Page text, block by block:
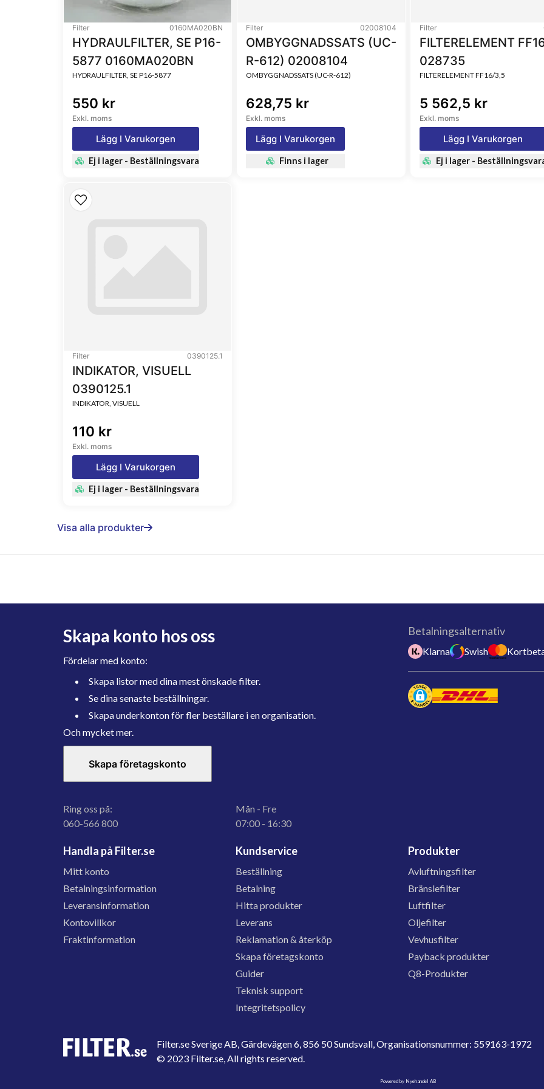
Filter 0160MA020BN
HYDRAULFILTER, SE P16-
5877 0160MA020BN
HYDRAULFILTER, SE P16-5877
550 kr
Exkl. moms
Lägg I Varukorgen
Ej i lager - Beställningsvara
Filter 02008104
OMBYGGNADSSATS (UC-
R-612) 02008104
OMBYGGNADSSATS (UC-R-612)
628,75 kr
Exkl. moms
Lägg I Varukorgen
Finns i lager
Filter
FILTERELEMENT
028735
FILTERELEMENT FF16/3,5
5 562,5 kr
Exkl. moms
Lägg I Varukorgen
Ej i lager -
Filter 0390125.1
INDIKATOR, VISUELL
0390125.1
INDIKATOR, VISUELL
110 kr
Exkl. moms
Lägg I Varukorgen
Ej i lager - Beställningsvara
Visa alla produkter
Skapa konto hos oss
Fördelar med konto:
Skapa listor med dina mest önskade filter.
Se dina senaste beställningar.
Skapa underkonton för fler beställare i en organisation.
Och mycket mer.
Skapa företagskonto
Ring oss på:
060-566 800
Mån - Fre
07:00 - 16:30
Betalningsalternativ
Klarna Swish
Handla på Filter.se
Mitt konto
Betalningsinformation
Leveransinformation
Kontovillkor
Fraktinformation
Kundservice
Beställning
Betalning
Hitta produkter
Leverans
Reklamation & återköp
Skapa företagskonto
Guider
Teknisk support
Integritetspolicy
Produkter
Avluftningsfilter
Bränslefilter
Luftfilter
Oljefilter
Vevhusfilter
Payback produkter
Q8-Produkter
Filter.se Sverige AB, Gärdevägen 6, 856 50 Sundsvall, Organisationsnummer: 559163-1972
© 2023 Filter.se, All rights reserved.
Powered by Nyehandel AB